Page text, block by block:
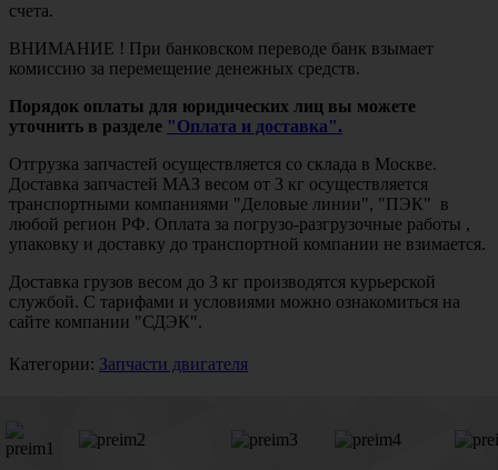
счета.
ВНИМАНИЕ ! При банковском переводе банк взымает
комиссию за перемещение денежных средств.
Порядок оплаты для юридических лиц вы можете
уточнить в разделе "Оплата и доставка".
Отгрузка запчастей осуществляется со склада в Москве.
Доставка запчастей МАЗ весом от 3 кг осуществляется
транспортными компаниями "Деловые линии", "ПЭК" в
любой регион РФ. Оплата за погрузо-разгрузочные работы ,
упаковку и доставку до транспортной компании не взимается.
Доставка грузов весом до 3 кг производятся курьерской
службой. С тарифами и условиями можно ознакомиться на
сайте компании "СДЭК".
Категории: Запчасти двигателя